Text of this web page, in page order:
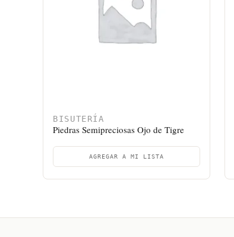
BISUTERÍA
Piedras Semipreciosas Ojo de Tigre
AGREGAR A MI LISTA